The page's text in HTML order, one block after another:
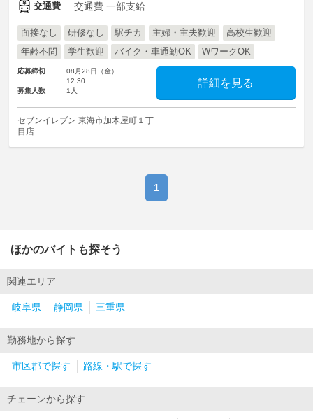
交通費 交通費 一部支給
面接なし 研修なし 駅チカ 主婦・主夫歓迎
高校生歓迎
年齢不問
学生歓迎 バイク・車通勤OK WワークOK
応募締切
08月28日（金）
12:30
募集人数
1人
詳細を見る
セブンイレブン 東海市加木屋町１丁
目店
1
ほかのバイトも探そう
関連エリア
岐阜県 静岡県 三重県
勤務地から探す
市区郡で探す 路線・駅で探す
チェーンから探す